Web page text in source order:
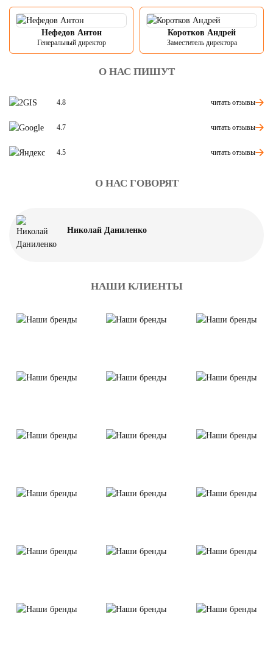
Нефедов Антон
Генеральный директор
Коротков Андрей
Заместитель директора
О НАС ПИШУТ
4.8 читать отзывы
4.7 читать отзывы
4.5 читать отзывы
О НАС ГОВОРЯТ
Николай Даниленко
НАШИ КЛИЕНТЫ